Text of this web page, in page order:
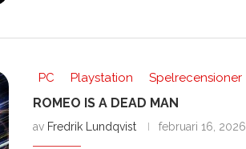
PC Playstation Spelrecensioner
ROMEO IS A DEAD MAN
av Fredrik Lundqvist februari 16, 2026